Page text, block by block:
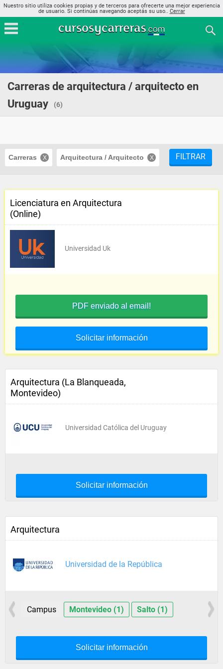
Nuestro sitio utiliza cookies propias y de terceros para ofrecerte una mejor experiencia
de usuario. Si continúas navegando aceptás su uso.. Cerrar
Carreras de arquitectura / arquitecto en
Uruguay
(6)
Carreras Arquitectura / Arquitecto FILTRAR
Licenciatura en Arquitectura
(Online)
Universidad Uk
PDF enviado al email!
Solicitar información
Arquitectura (La Blanqueada,
Montevideo)
Universidad Católica del Uruguay
Solicitar información
Arquitectura
Universidad de la República
Campus Montevideo (1) Salto (1)
Solicitar información